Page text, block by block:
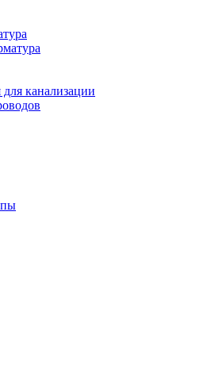
канализации